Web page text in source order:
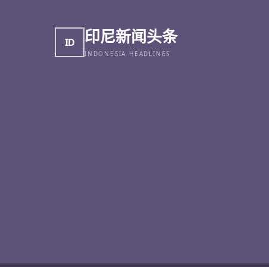
ID 印尼新闻头条
INDONESIA HEADLINES